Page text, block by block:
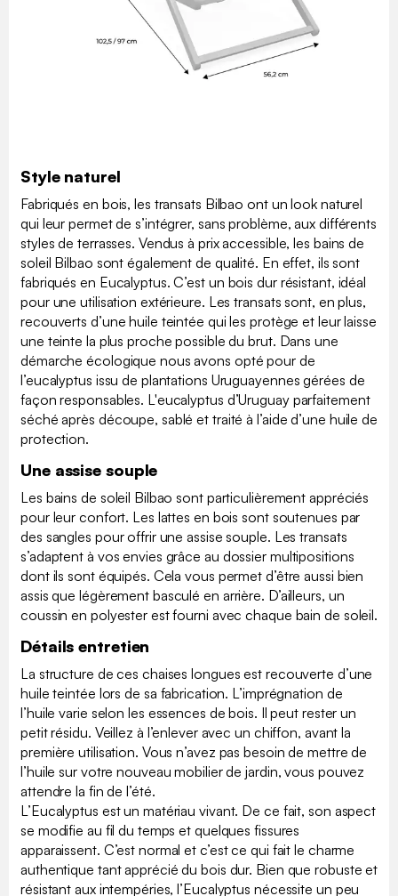
Style naturel
Fabriqués en bois, les transats Bilbao ont un look naturel
qui leur permet de s’intégrer, sans problème, aux différents
styles de terrasses. Vendus à prix accessible, les bains de
soleil Bilbao sont également de qualité. En effet, ils sont
fabriqués en Eucalyptus. C’est un bois dur résistant, idéal
pour une utilisation extérieure. Les transats sont, en plus,
recouverts d’une huile teintée qui les protège et leur laisse
une teinte la plus proche possible du brut. Dans une
démarche écologique nous avons opté pour de
l’eucalyptus issu de plantations Uruguayennes gérées de
façon responsables. L'eucalyptus d’Uruguay parfaitement
séché après découpe, sablé et traité à l’aide d’une huile de
protection.
Une assise souple
Les bains de soleil Bilbao sont particulièrement appréciés
pour leur confort. Les lattes en bois sont soutenues par
des sangles pour offrir une assise souple. Les transats
s’adaptent à vos envies grâce au dossier multipositions
dont ils sont équipés. Cela vous permet d’être aussi bien
assis que légèrement basculé en arrière. D’ailleurs, un
coussin en polyester est fourni avec chaque bain de soleil.
Détails entretien
La structure de ces chaises longues est recouverte d’une
huile teintée lors de sa fabrication. L’imprégnation de
l’huile varie selon les essences de bois. Il peut rester un
petit résidu. Veillez à l’enlever avec un chiffon, avant la
première utilisation. Vous n’avez pas besoin de mettre de
l’huile sur votre nouveau mobilier de jardin, vous pouvez
attendre la fin de l’été.
L’Eucalyptus est un matériau vivant. De ce fait, son aspect
se modifie au fil du temps et quelques fissures
apparaissent. C’est normal et c’est ce qui fait le charme
authentique tant apprécié du bois dur. Bien que robuste et
résistant aux intempéries, l’Eucalyptus nécessite un peu